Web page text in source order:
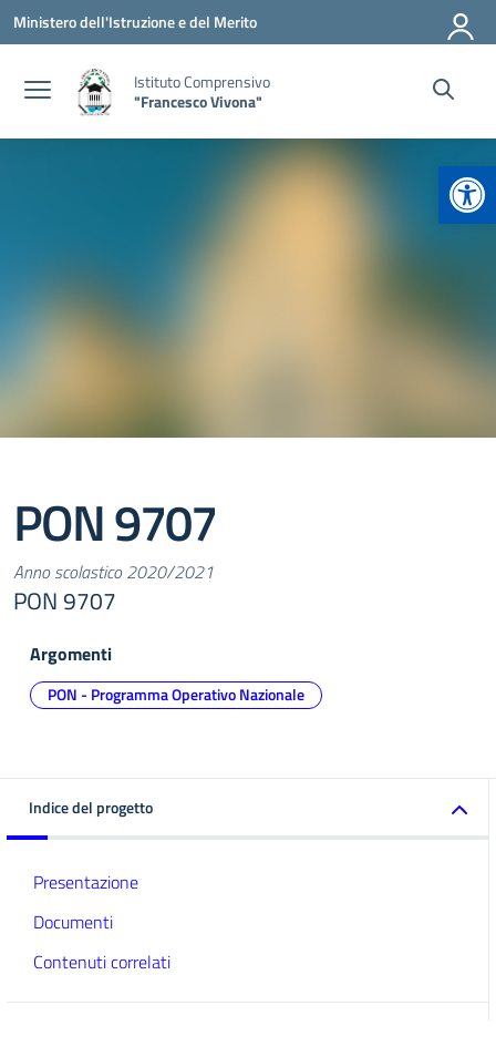
Vai ai contenuti
Vai al menu di navigazione
Vai al footer
Ministero dell'Istruzione e del Merito
Istituto Comprensivo
"Francesco Vivona"
PON 9707
Anno scolastico 2020/2021
PON 9707
Argomenti
PON - Programma Operativo Nazionale
Indice del progetto
Presentazione
Documenti
Contenuti correlati